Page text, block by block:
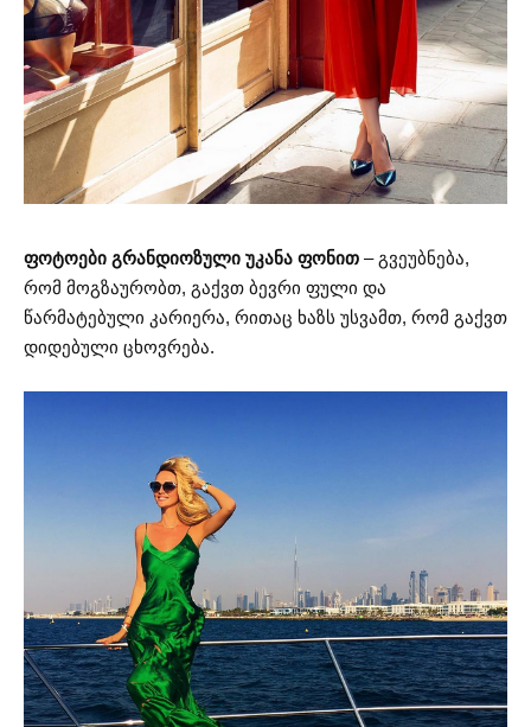
ფოტოები გრანდიოზული უკანა ფონით – გვეუბნება,
რომ მოგზაურობთ, გაქვთ ბევრი ფული და
წარმატებული კარიერა, რითაც ხაზს უსვამთ, რომ გაქვთ
დიდებული ცხოვრება.